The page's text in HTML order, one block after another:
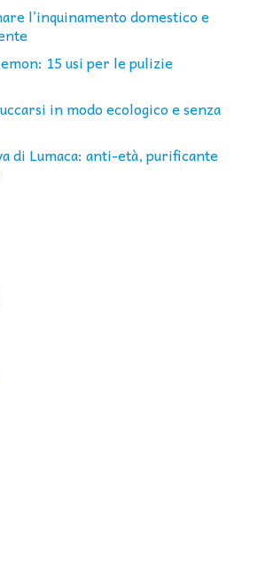
l’inquinamento domestico e
15 usi per le pulizie
in modo ecologico e senza
di Lumaca: anti-età, purificante